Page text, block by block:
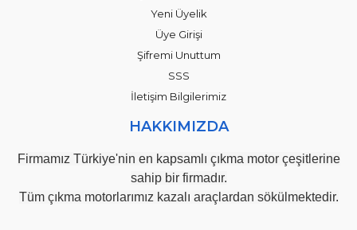
Yeni Üyelik
Üye Girişi
Şifremi Unuttum
SSS
İletişim Bilgilerimiz
HAKKIMIZDA
Firmamız Türkiye'nin en kapsamlı çıkma motor çeşitlerine
sahip bir firmadır.
Tüm çıkma motorlarımız kazalı araçlardan sökülmektedir.